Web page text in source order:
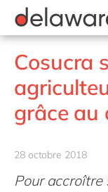
Belgium
Brazil
China
France
Services
Secteur de la
Life Science
Impression et
Services
Énergie
Microsoft
Opentext
SalesForce
SAP
SAP CX
E-invoicing
ERP
EUDR
Réalité
Industrie 4.0
PPWR
Projets
Onboarding
Notre culture
RSE
Diversité &
Evènements
Nos bureaux
Jobs junior
Stages
Freelance
blogs
events
apply now
Cosucra
grâce au
28 octobre 2018
Pour accroître